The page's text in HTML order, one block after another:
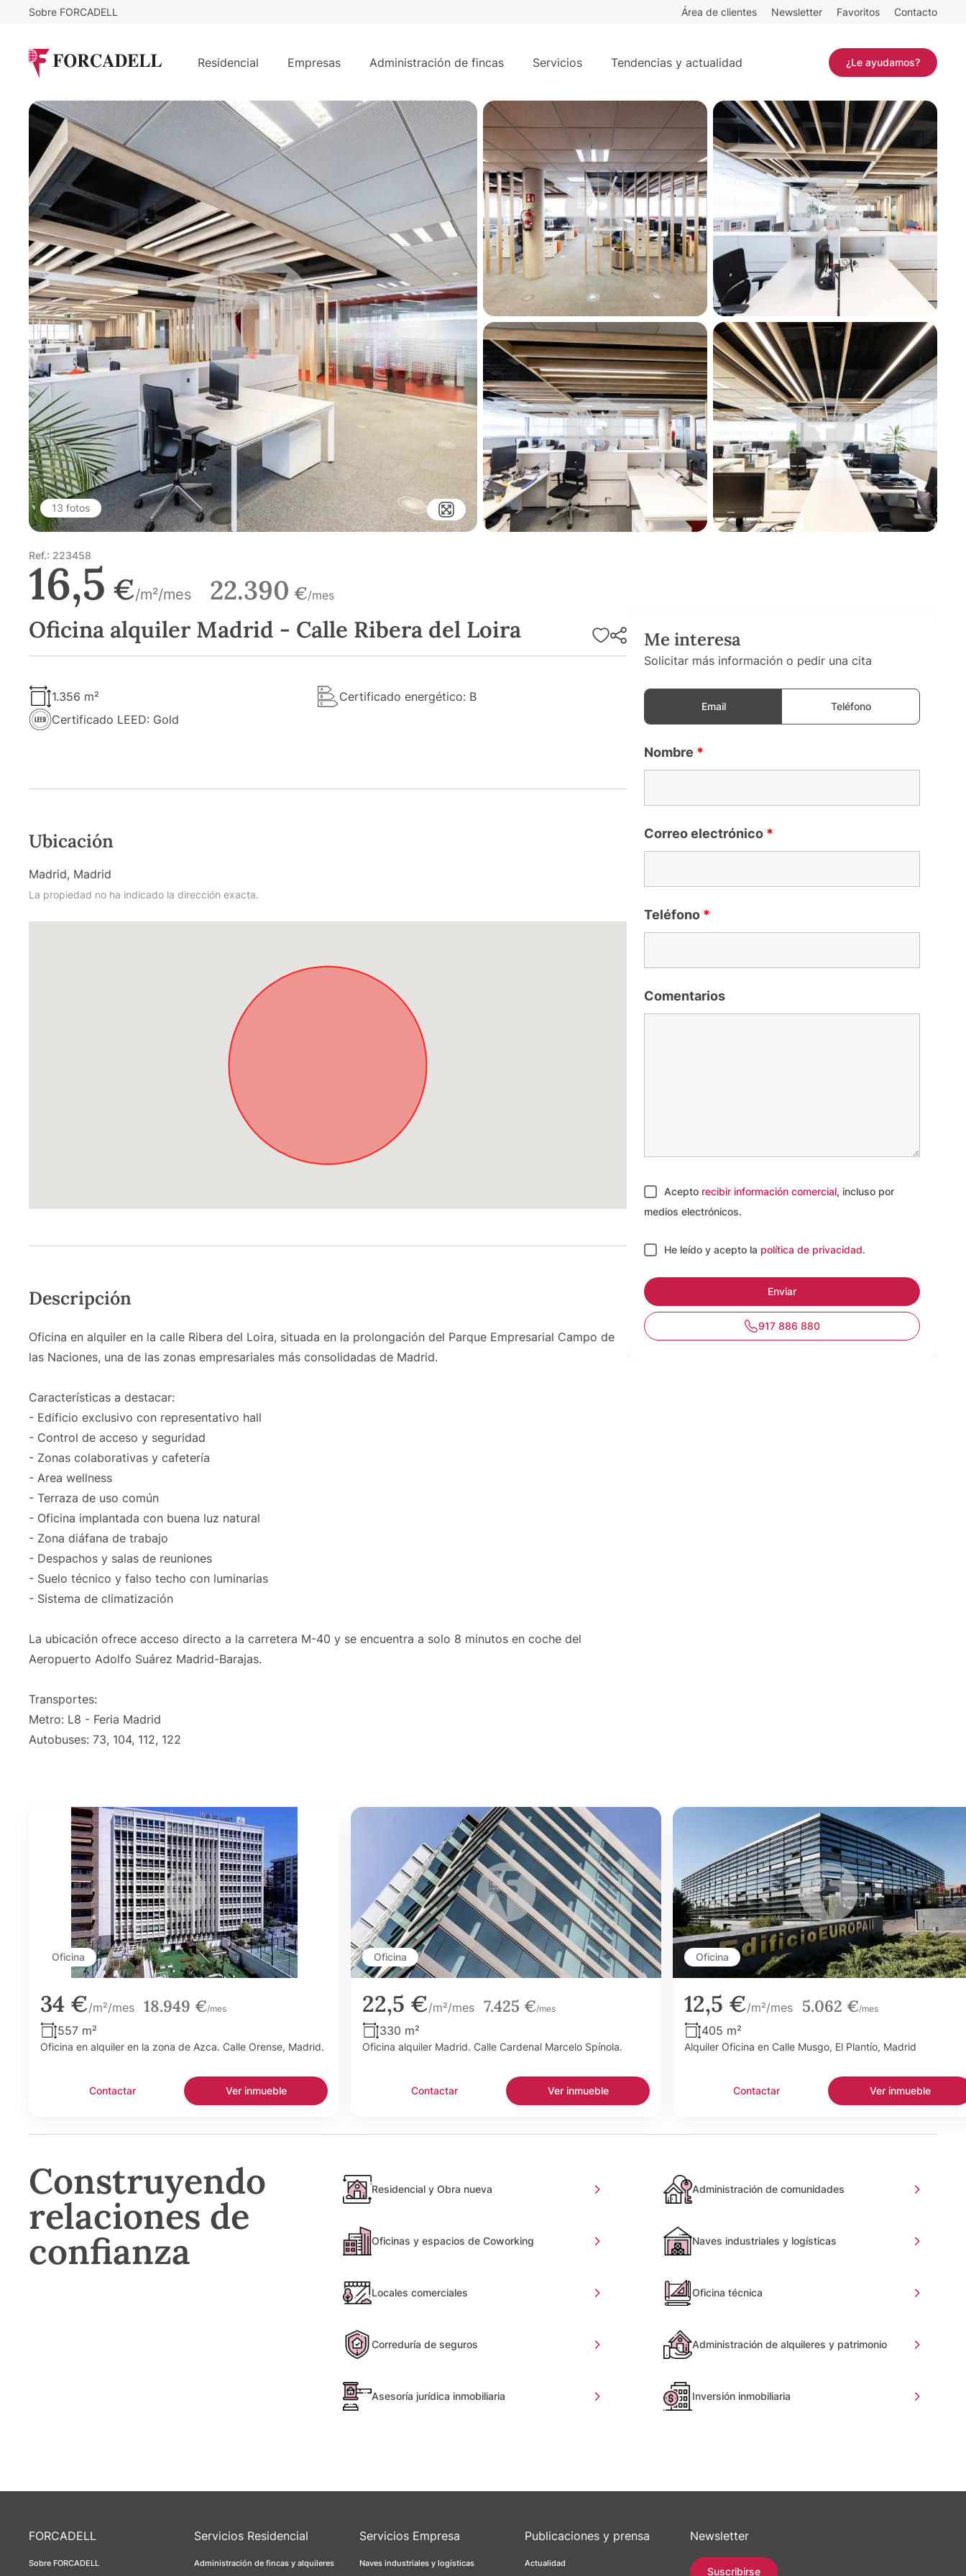
Sobre FORCADELL Área de clientes Newsletter Favoritos Contacto
Residencial Empresas Administración de fincas Servicios Tendencias y actualidad ¿Le ayudamos?
Oficina alquiler Madrid - Calle Ribera del Loira
13 fotos
Ref.: 223458
16,5 €/m²/mes 22.390 €/mes
Oficina alquiler Madrid - Calle Ribera del Loira
1.356 m²
Certificado energético: B
Certificado LEED: Gold
Ubicación
Madrid, Madrid
La propiedad no ha indicado la dirección exacta.
Descripción
Oficina en alquiler en la calle Ribera del Loira, situada en la prolongación del Parque Empresarial Campo de
las Naciones, una de las zonas empresariales más consolidadas de Madrid.
Características a destacar:
- Edificio exclusivo con representativo hall
- Control de acceso y seguridad
- Zonas colaborativas y cafetería
- Area wellness
- Terraza de uso común
- Oficina implantada con buena luz natural
- Zona diáfana de trabajo
- Despachos y salas de reuniones
- Suelo técnico y falso techo con luminarias
- Sistema de climatización
La ubicación ofrece acceso directo a la carretera M-40 y se encuentra a solo 8 minutos en coche del
Aeropuerto Adolfo Suárez Madrid-Barajas.
Transportes:
Metro: L8 - Feria Madrid
Autobuses: 73, 104, 112, 122
Me interesa
Solicitar más información o pedir una cita
Email Teléfono
Nombre *
Correo electrónico *
Teléfono *
Comentarios
Acepto recibir información comercial, incluso por
medios electrónicos.
He leído y acepto la política de privacidad.
917 886 880
Oficina
34 €/m²/mes 18.949 €/mes
557 m²
Oficina en alquiler en la zona de Azca. Calle Orense, Madrid.
Contactar Ver inmueble
Oficina
22,5 €/m²/mes 7.425 €/mes
330 m²
Oficina alquiler Madrid. Calle Cardenal Marcelo Spínola.
Contactar Ver inmueble
Oficina
12,5 €/m²/mes 5.062 €/mes
405 m²
Alquiler Oficina en Calle Musgo, El Plantío, Madrid
Contactar Ver inmueble
Construyendo
relaciones de
confianza
Residencial y Obra nueva Administración de comunidades
Oficinas y espacios de Coworking Naves industriales y logísticas
Locales comerciales Oficina técnica
Correduría de seguros Administración de alquileres y patrimonio
Asesoría jurídica inmobiliaria Inversión inmobiliaria
FORCADELL
Sobre FORCADELL
Servicios Residencial
Administración de fincas y alquileres
Servicios Empresa
Naves industriales y logísticas
Publicaciones y prensa
Actualidad
Newsletter
Suscribirse